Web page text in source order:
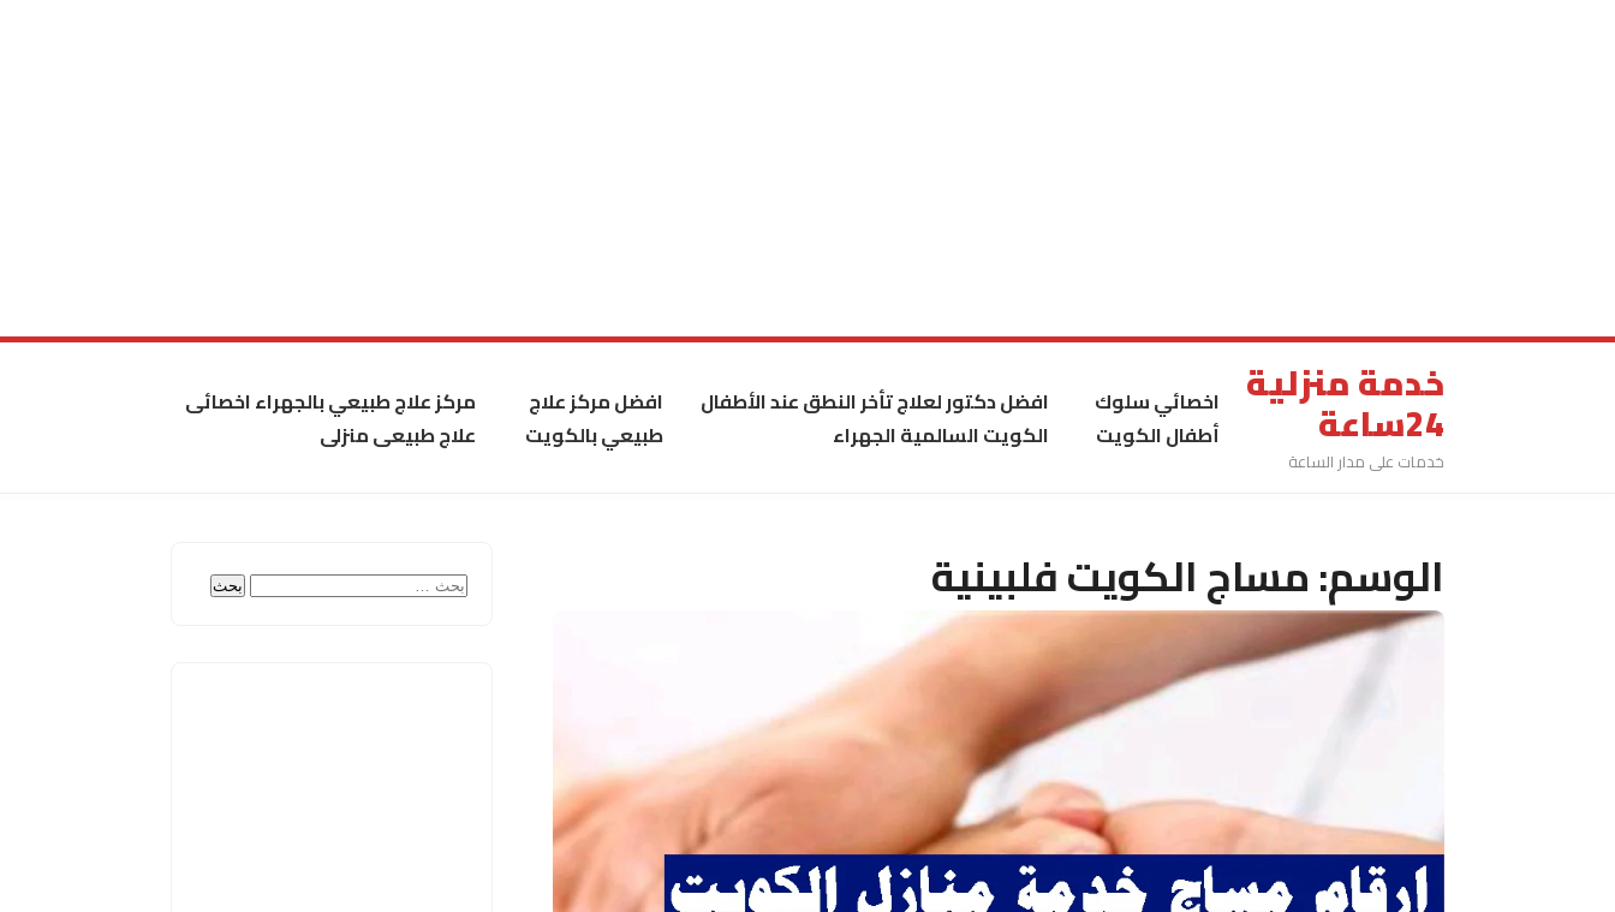
خدمة منزلية
24ساعة
خدمات على مدار الساعة
اخصائي سلوك
أطفال الكويت
افضل دكتور لعلاج تأخر النطق عند الأطفال
الكويت السالمية الجهراء
افضل مركز علاج
طبيعي بالكويت
مركز علاج طبيعي بالجهراء اخصائى
علاج طبيعى منزلى
الوسم:مساج الكويت فلبينية
البحث